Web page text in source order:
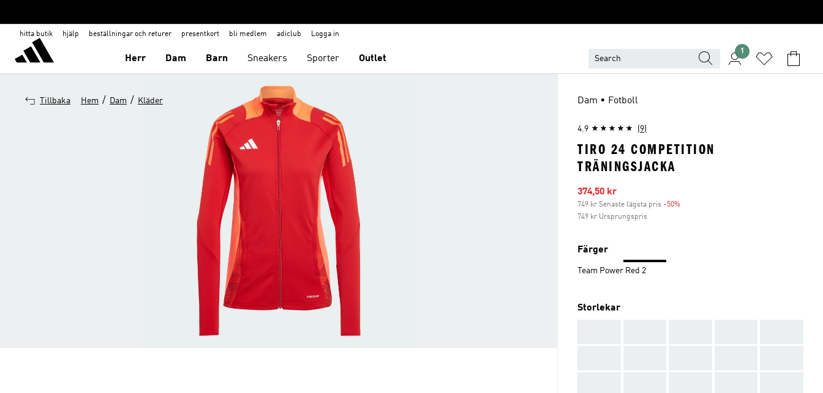
hitta butik hjälp beställningar och returer presentkort bli medlem adiclub Logga in
Herr Dam Barn Sneakers Sporter Outlet
1
Tillbaka Hem / Dam / Kläder Dam • Fotboll
4.9 (9)
TIRO 24 COMPETITION
TRÄNINGSJACKA
Reapris
374,50 kr
749 kr Senaste lägsta pris -50%
749 kr Ursprungspris
Färger
Team Power Red 2
Storlekar